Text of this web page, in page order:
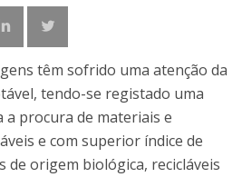
têm sofrido uma atenção da
tendo-se registado uma
a procura de materiais e
e com superior índice de
de origem biológica, recicláveis